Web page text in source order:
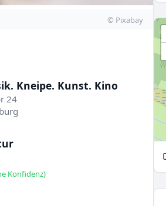
© Pixabay
Kneipe. Kunst. Kino
24
Konfidenz)